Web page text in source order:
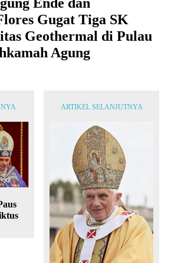
Gugat Tiga SK
Geothermal di Pulau
Agung
ARTIKEL SELANJUTNYA